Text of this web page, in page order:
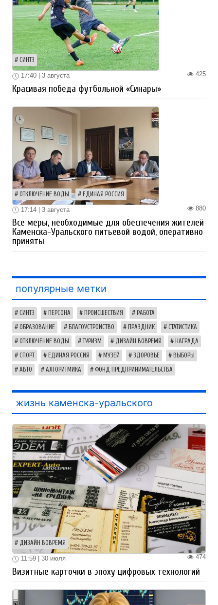
СИНТЗ
425
17:40 | 3 августа
Красивая победа футбольной «Синары»
ОТКЛЮЧЕНИЕ ВОДЫ ЕДИНАЯ РОССИЯ
880
17:14 | 3 августа
Все меры, необходимые для обеспечения жителей
Каменска-Уральского питьевой водой, оперативно
приняты
популярные метки
СИНТЗ ПЕРСОНА ПРОИСШЕСТВИЯ РАБОТА
ОБРАЗОВАНИЕ БЛАГОУСТРОЙСТВО ПРАЗДНИК СТАТИСТИКА
ОТКЛЮЧЕНИЕ ВОДЫ ТУРИЗМ ДИЗАЙН ВОВРЕМЯ НАГРАДА
СПОРТ ЕДИНАЯ РОССИЯ МУЗЕЙ ЗДОРОВЬЕ ВЫБОРЫ
АВТО АЛГОРИТМИКА ФОНД ПРЕДПРИНИМАТЕЛЬСТВА
жизнь каменска-уральского
ДИЗАЙН ВОВРЕМЯ
474
11:59 | 30 июля
Визитные карточки в эпоху цифровых технологий